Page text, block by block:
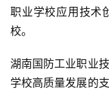
职业学校应用技术
校。
湖南国防工业职业
学校高质量发展的